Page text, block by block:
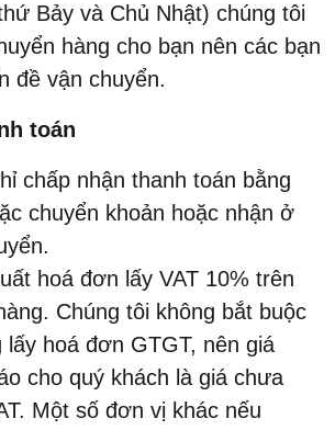
Bảy và Chủ Nhật) chúng tôi
hàng cho bạn nên các bạn
đề vận chuyển.
toán
chấp nhận thanh toán bằng
chuyển khoản hoặc nhận ở
hoá đơn lấy VAT 10% trên
Chúng tôi không bắt buộc
lấy hoá đơn GTGT, nên giá
cho quý khách là giá chưa
Một số đơn vị khác nếu